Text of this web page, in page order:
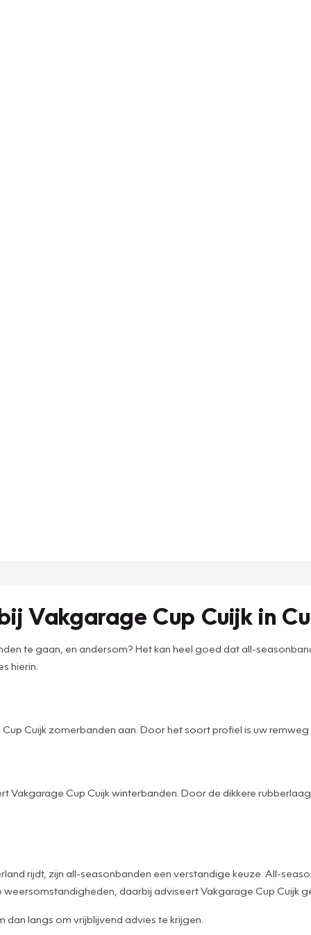
Vakgarage Cup Cuijk in
te gaan, en andersom? Het kan heel goed dat all-
hierin.
Cuijk zomerbanden aan. Door het soort profiel is uw
Vakgarage Cup Cuijk winterbanden. Door de dikkere
rijdt, zijn all-seasonbanden een verstandige keuze. All-
daarbij adviseert Vakgarage Cup Cuijk
langs om vrijblijvend advies te krijgen.